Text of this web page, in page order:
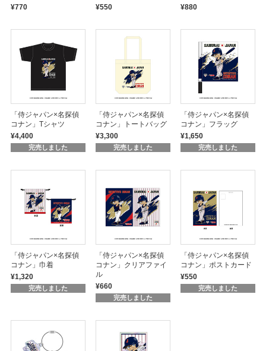
¥770
¥550
¥880
「侍ジャパン×名探偵
コナン」Tシャツ
¥4,400
完売しました
「侍ジャパン×名探偵
コナン」トートバッグ
¥3,300
完売しました
「侍ジャパン×名探偵
コナン」フラッグ
¥1,650
完売しました
「侍ジャパン×名探偵
コナン」巾着
¥1,320
完売しました
「侍ジャパン×名探偵
コナン」クリアファイ
ル
¥660
完売しました
「侍ジャパン×名探偵
コナン」ポストカード
¥550
完売しました